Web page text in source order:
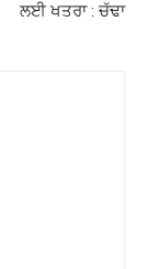
ਲਈ ਖਤਰਾ : ਚੱਢਾ